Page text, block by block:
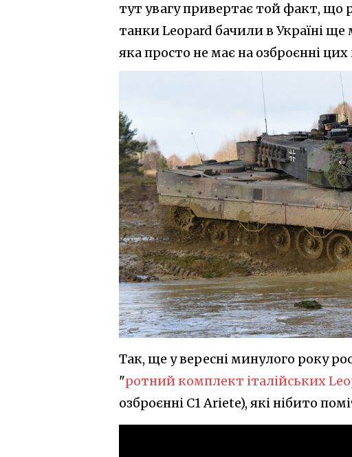
тут увагу привертає той факт, що
танки Leopard бачили в Україні
яка просто не має на озброєнні
Так, ще у вересні минулого року
"ротний комплект італійських
озброєнні C1 Ariete), які нібито